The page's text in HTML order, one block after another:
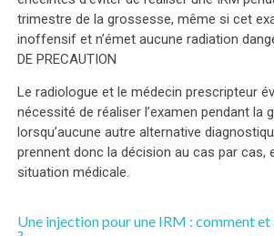
trimestre de la grossesse, même si cet
inoffensif et n’émet aucune radiation
DE PRECAUTION
Le radiologue et le médecin prescripteur
nécessité de réaliser l’examen pendant la
lorsqu’aucune autre alternative
prennent donc la décision au cas par cas,
situation médicale.
Une injection pour une IRM : comment et